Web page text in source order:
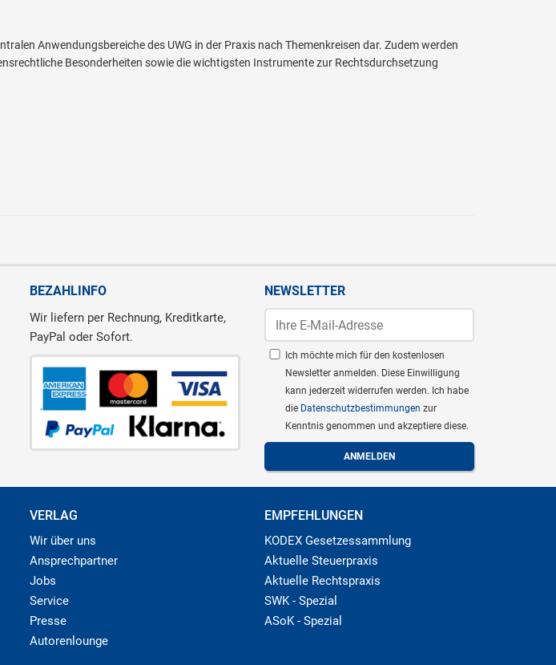
Anwendungsbereiche des UWG in der Praxis nach Themenkreisen dar. Zudem werden
Besonderheiten sowie die wichtigsten Instrumente zur Rechtsdurchsetzung
BEZAHLINFO
Wir liefern per Rechnung, Kreditkarte,
PayPal oder Sofort.
NEWSLETTER
Ich möchte mich für den kostenlosen
Newsletter anmelden. Diese Einwilligung
kann jederzeit widerrufen werden. Ich habe
die Datenschutzbestimmungen zur
Kenntnis genommen und akzeptiere diese.
VERLAG
Wir über uns
Ansprechpartner
Jobs
Service
Presse
Autorenlounge
EMPFEHLUNGEN
KODEX Gesetzessammlung
Aktuelle Steuerpraxis
Aktuelle Rechtspraxis
SWK - Spezial
ASoK - Spezial